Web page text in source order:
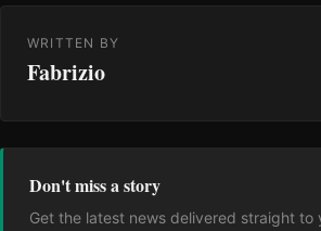
WRITTEN BY
Fabrizio
Don't miss a story
Get the latest news delivered straight to